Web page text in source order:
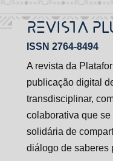
REVISTA
ISSN 2764-8494
A revista da
publicação digital
transdisciplinar,
colaborativa que
solidária de
diálogo de saberes